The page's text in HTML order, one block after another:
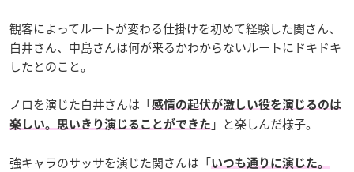
観客によってルートが変わる仕掛けを初めて経験した関さん、
白井さん、中島さんは何が来るかわからないルートにドキドキ
したとのこと。
ノロを演じた白井さんは「感情の起伏が激しい役を演じるのは
楽しい。思いきり演じることができた 」と楽しんだ様子。
強キャラのサッサを演じた関さんは「いつも通りに演じた。